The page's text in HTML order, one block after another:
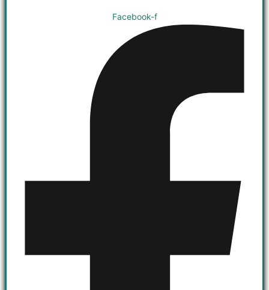
Facebook-f